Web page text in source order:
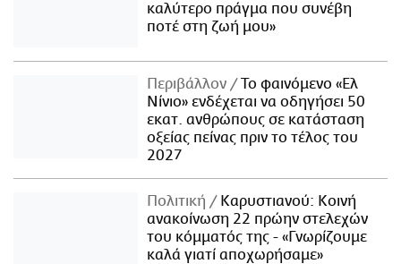
καλύτερο πράγμα που συνέβη
ποτέ στη ζωή μου»
Περιβάλλον
Το φαινόμενο «Ελ
Νίνιο» ενδέχεται να οδηγήσει 50
εκατ. ανθρώπους σε κατάσταση
οξείας πείνας πριν το τέλος του
2027
Πολιτική
Καρυστιανού: Κοινή
ανακοίνωση 22 πρώην στελεχών
του κόμματός της - «Γνωρίζουμε
καλά γιατί αποχωρήσαμε»